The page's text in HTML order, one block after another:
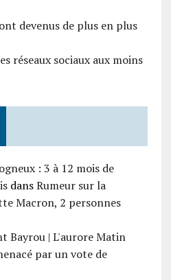
devenus de plus en plus
réseaux sociaux aux moins
: 3 à 12 mois de
dansRumeur sur la
Macron, 2 personnes
Bayrou | L'aurore Matin
par un vote de